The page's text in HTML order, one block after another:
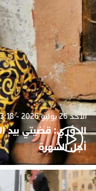
الأحد 26 يوليو 2026 - 3:18
الدوزي: قضيتي بيد
أجل الشهرة